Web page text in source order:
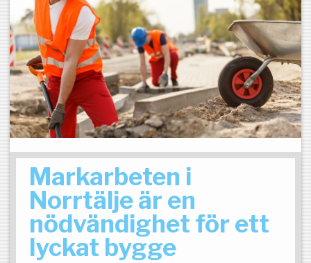
Markarbeten i
Norrtälje är en
nödvändighet för ett
lyckat bygge